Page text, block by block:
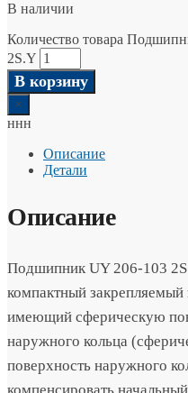
В наличии
Количество товара
2S.Y
В корзину
×
ннн
Описание
Детали
Описание
Подшипник UY 206-103
компактный
имеющий сферическую
наружного кольца
поверхность наружного
компенсировать